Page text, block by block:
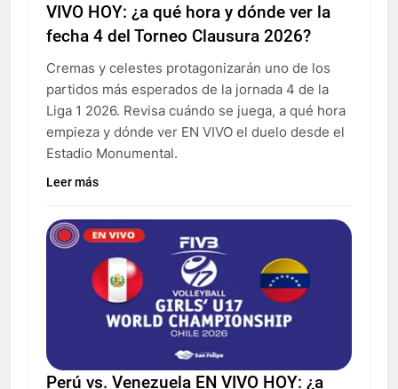
VIVO HOY: ¿a qué hora y dónde ver la
fecha 4 del Torneo Clausura 2026?
Cremas y celestes protagonizarán uno de los
partidos más esperados de la jornada 4 de la
Liga 1 2026. Revisa cuándo se juega, a qué hora
empieza y dónde ver EN VIVO el duelo desde el
Estadio Monumental.
Leer más
Perú vs. Venezuela EN VIVO HOY: ¿a